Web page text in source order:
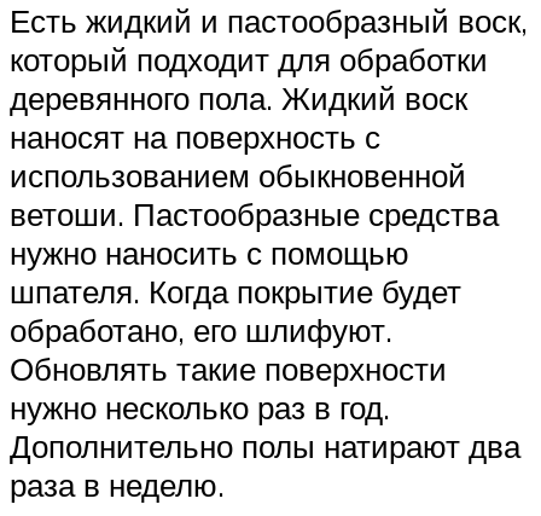
Есть жидкий и пастообразный воск,
который подходит для обработки
деревянного пола. Жидкий воск
наносят на поверхность с
использованием обыкновенной
ветоши. Пастообразные средства
нужно наносить с помощью
шпателя. Когда покрытие будет
обработано, его шлифуют.
Обновлять такие поверхности
нужно несколько раз в год.
Дополнительно полы натирают два
раза в неделю.